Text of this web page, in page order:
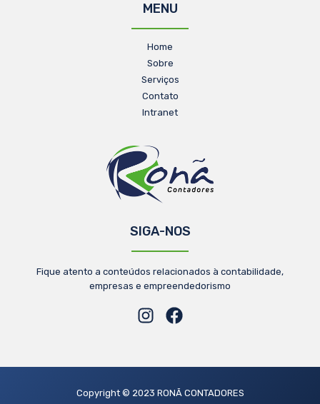
MENU
Home
Sobre
Serviços
Contato
Intranet
SIGA-NOS
Fique atento a conteúdos relacionados à contabilidade,
empresas e empreendedorismo
Copyright © 2023 RONÃ CONTADORES